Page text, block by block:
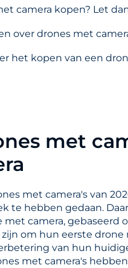
camera kopen? Let
over drones met
het kopen van een
met
met camera's van
te hebben gedaan.
camera, gebaseerd
om hun eerste
van hun
met camera's